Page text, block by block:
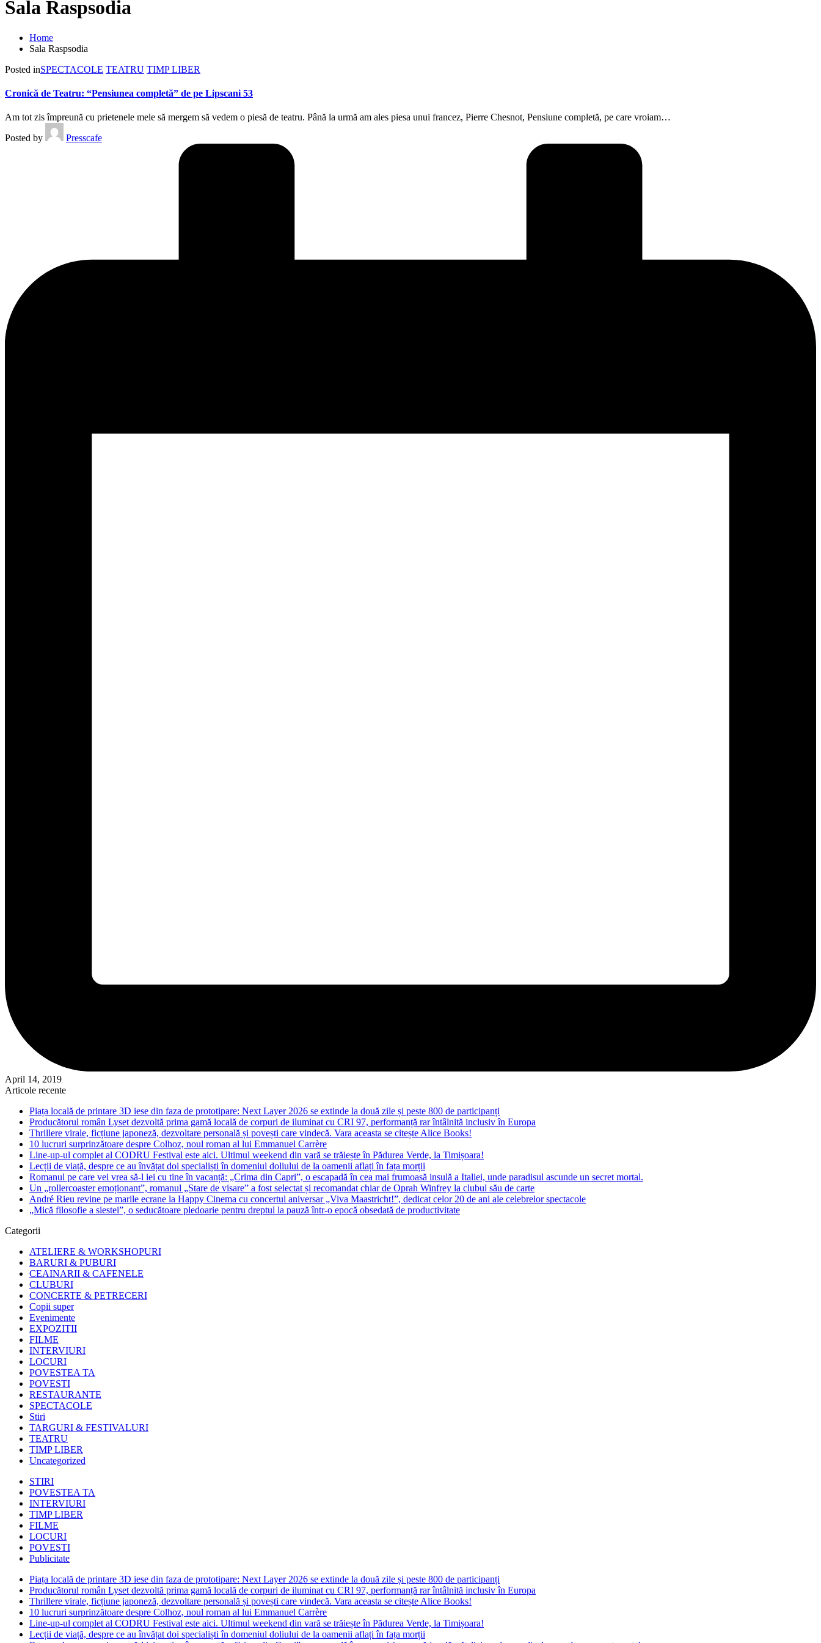
Sala Raspsodia
Home
Sala Raspsodia
Posted inSPECTACOLE TEATRU TIMP LIBER
Cronică de Teatru: “Pensiunea completă” de pe Lipscani 53
Am tot zis împreună cu prietenele mele să mergem să vedem o piesă de teatru. Până la urmă am ales piesa unui francez, Pierre Chesnot, Pensiune completă, pe care vroiam…
Posted by
Presscafe
April 14, 2019
Articole recente
Piața locală de printare 3D iese din faza de prototipare: Next Layer 2026 se extinde la două zile și peste 800 de participanți
Producătorul român Lyset dezvoltă prima gamă locală de corpuri de iluminat cu CRI 97, performanță rar întâlnită inclusiv în Europa
Thrillere virale, ficțiune japoneză, dezvoltare personală și povești care vindecă. Vara aceasta se citește Alice Books!
10 lucruri surprinzătoare despre Colhoz, noul roman al lui Emmanuel Carrère
Line-up-ul complet al CODRU Festival este aici. Ultimul weekend din vară se trăiește în Pădurea Verde, la Timișoara!
Lecții de viață, despre ce au învățat doi specialiști în domeniul doliului de la oamenii aflați în fața morții
Romanul pe care vei vrea să-l iei cu tine în vacanță: „Crima din Capri”, o escapadă în cea mai frumoasă insulă a Italiei, unde paradisul ascunde un secret mortal.
Un „rollercoaster emoționant”, romanul „Stare de visare” a fost selectat și recomandat chiar de Oprah Winfrey la clubul său de carte
André Rieu revine pe marile ecrane la Happy Cinema cu concertul aniversar „Viva Maastricht!”, dedicat celor 20 de ani ale celebrelor spectacole
„Mică filosofie a siestei”, o seducătoare pledoarie pentru dreptul la pauză într-o epocă obsedată de productivitate
Categorii
ATELIERE & WORKSHOPURI
BARURI & PUBURI
CEAINARII & CAFENELE
CLUBURI
CONCERTE & PETRECERI
Copii super
Evenimente
EXPOZITII
FILME
INTERVIURI
LOCURI
POVESTEA TA
POVESTI
RESTAURANTE
SPECTACOLE
Stiri
TARGURI & FESTIVALURI
TEATRU
TIMP LIBER
Uncategorized
STIRI
POVESTEA TA
INTERVIURI
TIMP LIBER
FILME
LOCURI
POVESTI
Publicitate
Piața locală de printare 3D iese din faza de prototipare: Next Layer 2026 se extinde la două zile și peste 800 de participanți
Producătorul român Lyset dezvoltă prima gamă locală de corpuri de iluminat cu CRI 97, performanță rar întâlnită inclusiv în Europa
Thrillere virale, ficțiune japoneză, dezvoltare personală și povești care vindecă. Vara aceasta se citește Alice Books!
10 lucruri surprinzătoare despre Colhoz, noul roman al lui Emmanuel Carrère
Line-up-ul complet al CODRU Festival este aici. Ultimul weekend din vară se trăiește în Pădurea Verde, la Timișoara!
Lecții de viață, despre ce au învățat doi specialiști în domeniul doliului de la oamenii aflați în fața morții